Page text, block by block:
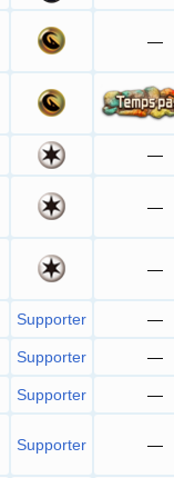
—
—
—
—
Supporter —
Supporter —
Supporter —
Supporter —